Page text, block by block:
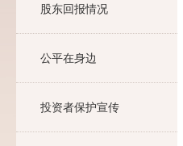
股东回报情况
公平在身边
投资者保护宣传